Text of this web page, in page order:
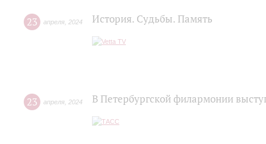
23 апреля 2024 История. Судьбы. Память
23 апреля 2024 В Петербургской филармонии